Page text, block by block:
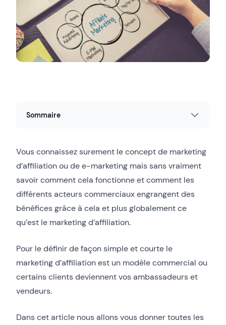
Sommaire
Vous connaissez surement le concept de marketing
d’affiliation ou de e-marketing mais sans vraiment
savoir comment cela fonctionne et comment les
différents acteurs commerciaux engrangent des
bénéfices grâce à cela et plus globalement ce
qu’est le marketing d’affiliation.
Pour le définir de façon simple et courte le
marketing d’affiliation est un modèle commercial ou
certains clients deviennent vos ambassadeurs et
vendeurs.
Dans cet article nous allons vous donner toutes les